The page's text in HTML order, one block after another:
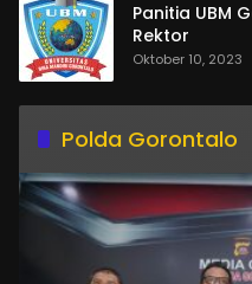
Panitia UBM
Rektor
Oktober 10, 2023
Polda Gorontalo